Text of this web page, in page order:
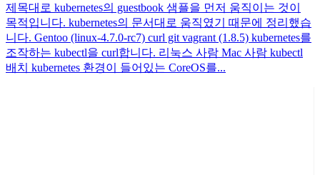
제목대로 kubernetes의 guestbook 샘플을 먼저 움직이는 것이
목적입니다. kubernetes의 문서대로 움직였기 때문에 정리했습
니다. Gentoo (linux-4.7.0-rc7) curl git vagrant (1.8.5) kubernetes를
조작하는 kubectl을 curl합니다. 리눅스 사람 Mac 사람 kubectl
배치 kubernetes 환경이 들어있는 CoreOS를...